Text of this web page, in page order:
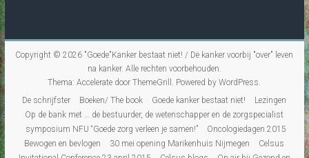
Copyright © 2026 "Goede"Kanker bestaat niet! / De kanker voorbij "over" leven
na kanker. Alle rechten voorbehouden.
Thema:Accelerate door ThemeGrill. Powered byWordPress.
De schrijfster
Boeken/ The book Goede kanker bestaat niet!
Lezingen
Op de bank met … de bestuurder, de wetenschapper en de zorgspecialist
symposium NFU “Goede zorg verleen je samen!”
Oncologiedagen 2015
Bewogen en bevlogen
30 mei opening Marikenhuis Nijmegen
Celsus